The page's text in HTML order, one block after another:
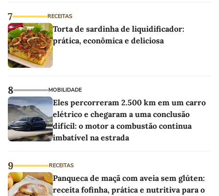
7 RECEITAS
Torta de sardinha de liquidificador:
prática, econômica e deliciosa
8 MOBILIDADE
Eles percorreram 2.500 km em um carro
elétrico e chegaram a uma conclusão
difícil: o motor a combustão continua
imbatível na estrada
9 RECEITAS
Panqueca de maçã com aveia sem glúten:
receita fofinha, prática e nutritiva para o